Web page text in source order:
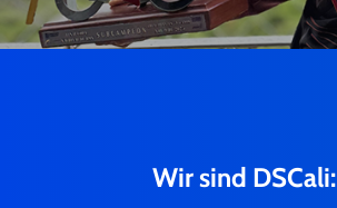
Wir sind DSCali: